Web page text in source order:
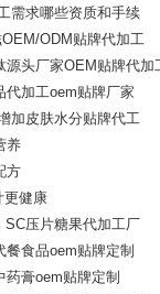
需求哪些资质和手续
ODM贴牌代加工
源头厂家OEM贴牌代加
代加工oem贴牌厂家
加皮肤水分贴牌代工
养
方
更健康
SC压片糖果代加工厂
食品oem贴牌定制
膏oem贴牌定制